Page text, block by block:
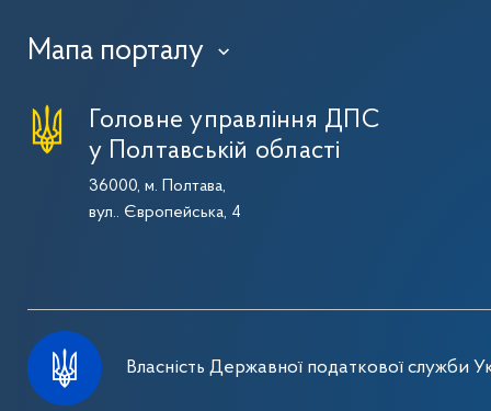
Мапа порталу ›
Головне управління ДПС
у Полтавській області
36000, м. Полтава,
вул.. Європейська, 4
Власність Державної податкової служби